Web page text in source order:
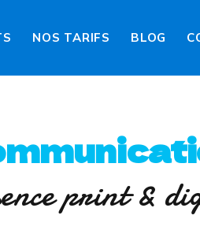
NOS TARIFS BLOG
print &